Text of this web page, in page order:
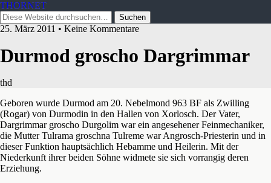
THORNET
25. März 2011 • Keine Kommentare
Durmod groscho Dargrimmar
thd
Geboren wurde Durmod am 20. Nebelmond 963 BF als Zwilling
(Rogar) von Durmodin in den Hallen von Xorlosch. Der Vater,
Dargrimmar groscho Durgolim war ein angesehener Feinmechaniker,
die Mutter Tulrama groschna Tulreme war Angrosch-Priesterin und in
dieser Funktion hauptsächlich Hebamme und Heilerin. Mit der
Niederkunft ihrer beiden Söhne widmete sie sich vorrangig deren
Erziehung.